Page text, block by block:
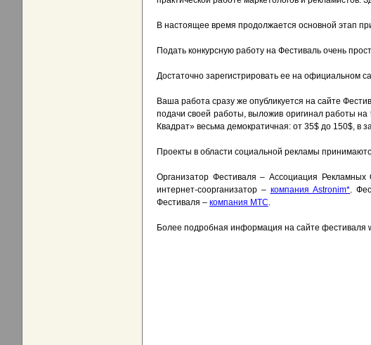
В настоящее время продолжается основной этап
Подать конкурсную работу на Фестиваль очень
Достаточно зарегистрировать ее на официальном
Ваша работа сразу же опубликуется на сайте
подачи своей работы, выложив оригинал работы
Квадрат» весьма демократичная: от 35$ до 150$, в
Проекты в области социальной рекламы
Организатор Фестиваля – Ассоциация
интернет-соорганизатор – компания Astronim*.
Фестиваля – компания МТС.
Более подробная информация на сайте фестиваля